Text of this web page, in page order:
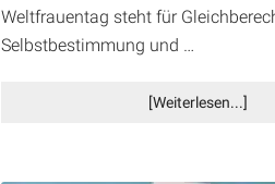
Weltfrauentag steht für
Selbstbestimmung und …
[Weiterlesen...]Infos